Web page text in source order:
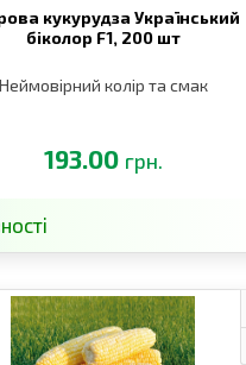
кукурудза Український
біколор F1, 200 шт
Неймовірний колір та смак
193.00 грн.